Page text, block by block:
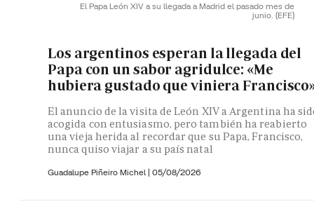
El Papa León XIV a su llegada a Madrid el pasado mes de
junio. (EFE)
Los argentinos esperan la llegada del
Papa con un sabor agridulce: «Me
hubiera gustado que viniera
El anuncio de la visita de León XIV a Argentina ha
acogida con entusiasmo, pero también ha reabierto
una vieja herida al recordar que su Papa, Francisco,
nunca quiso viajar a su país natal
Guadalupe Piñeiro Michel | 05/08/2026